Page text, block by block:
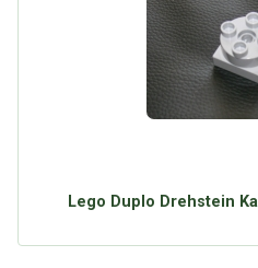
Lego Duplo Drehstein